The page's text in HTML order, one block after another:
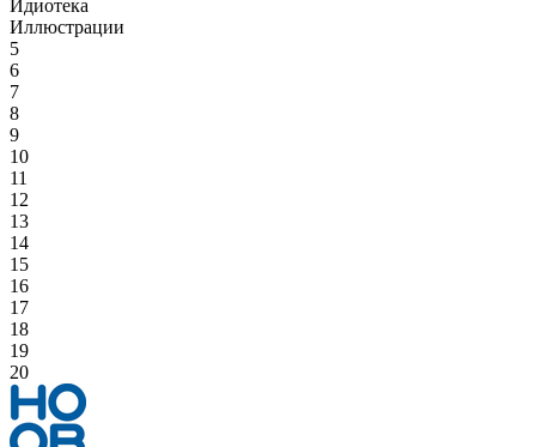
Идиотека
Иллюстрации
5
6
7
8
9
10
11
12
13
14
15
16
17
18
19
20